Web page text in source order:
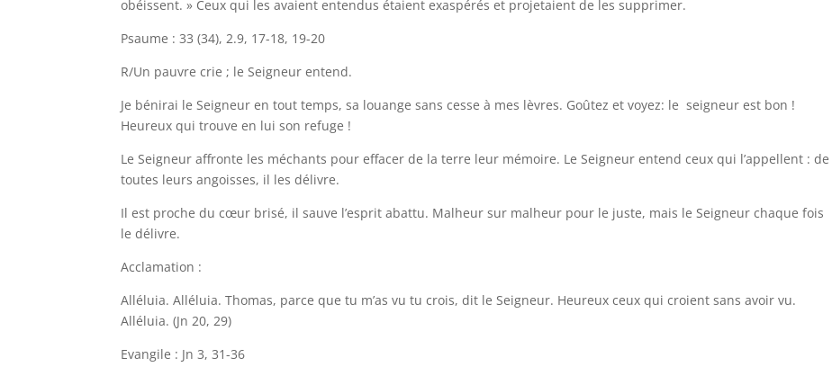
obéissent. » Ceux qui les avaient entendus étaient exaspérés et projetaient de les supprimer.
Psaume : 33 (34), 2.9, 17-18, 19-20
R/Un pauvre crie ; le Seigneur entend.
Je bénirai le Seigneur en tout temps, sa louange sans cesse à mes lèvres. Goûtez et voyez: le seigneur est bon !
Heureux qui trouve en lui son refuge !
Le Seigneur affronte les méchants pour effacer de la terre leur mémoire. Le Seigneur entend ceux qui l’appellent : de
toutes leurs angoisses, il les délivre.
Il est proche du cœur brisé, il sauve l’esprit abattu. Malheur sur malheur pour le juste, mais le Seigneur chaque fois
le délivre.
Acclamation :
Alléluia. Alléluia. Thomas, parce que tu m’as vu tu crois, dit le Seigneur. Heureux ceux qui croient sans avoir vu.
Alléluia. (Jn 20, 29)
Evangile : Jn 3, 31-36